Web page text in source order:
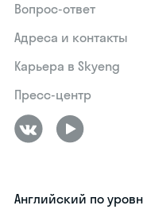
Вопрос-ответ
Адреса и контакты
Карьера в Skyeng
Пресс-центр
Английский по